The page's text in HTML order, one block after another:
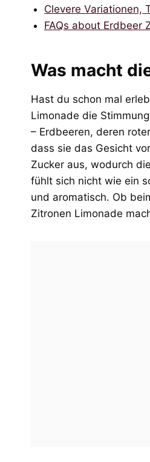
Clevere Variationen,
FAQs about Erdbeer
Was macht
Hast du schon mal
Limonade die
– Erdbeeren, deren
dass sie das Gesicht
Zucker aus, wodurch
fühlt sich nicht wie ein
und aromatisch. Ob
Zitronen Limonade